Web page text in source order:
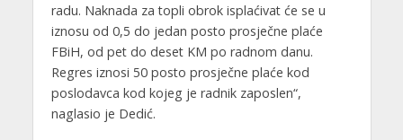
radu. Naknada za topli obrok isplaćivat će se u
iznosu od 0,5 do jedan posto prosječne plaće
FBiH, od pet do deset KM po radnom danu.
Regres iznosi 50 posto prosječne plaće kod
poslodavca kod kojeg je radnik zaposlen“,
naglasio je Dedić.